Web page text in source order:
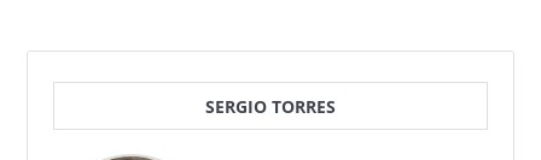
SERGIO TORRES